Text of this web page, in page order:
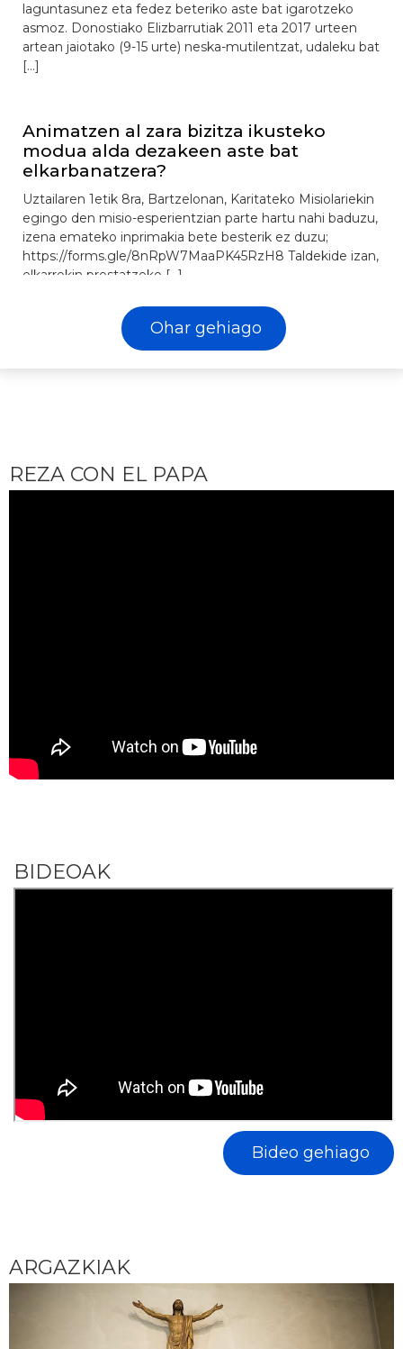
laguntasunez eta fedez beteriko aste bat igarotzeko
asmoz. Donostiako Elizbarrutiak 2011 eta 2017 urteen
artean jaiotako (9-15 urte) neska-mutilentzat, udaleku bat
[…]
Animatzen al zara bizitza ikusteko
modua alda dezakeen aste bat
elkarbanatzera?
Uztailaren 1etik 8ra, Bartzelonan, Karitateko Misiolariekin
egingo den misio-esperientzian parte hartu nahi baduzu,
izena emateko inprimakia bete besterik ez duzu;
https://forms.gle/8nRpW7MaaPK45RzH8 Taldekide izan,
elkarrekin prestatzeko […]
Ohar gehiago
REZA CON EL PAPA
BIDEOAK
Bideo gehiago
ARGAZKIAK